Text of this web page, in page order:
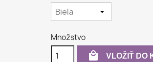
Množstvo
 VLOŽIŤ DO